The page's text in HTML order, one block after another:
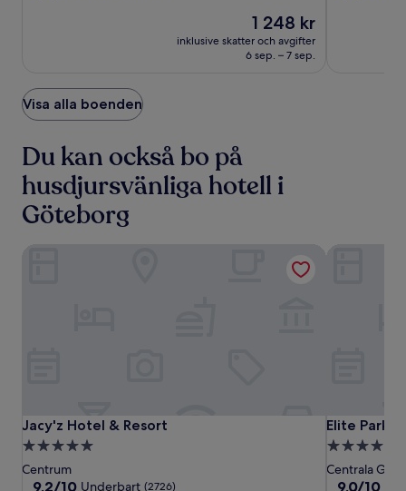
Priset
1 248 kr
1 248 kr
inklusive skatter och avgifter
6 sep. – 7 sep.
Visa alla boenden
Du kan också bo på
husdjursvänliga hotell i
Göteborg
Jacy'z
Hotel
&
Resort
Jacy'z
Hotel
&
Resort
Jacy'z Hotel & Resort
Jacy'z Hotel & Resort
5.0-
stjärnigt
boende
Centrum
9.2
9,2/10 Underbart (2726)
Jacy'z Hotel & Resort
Elite
Park
Avenue
Hotel
Elite Park
Elite Park
4.5-
stjärnigt
boende
Centrala
9.0
9,0/10
Elite Park